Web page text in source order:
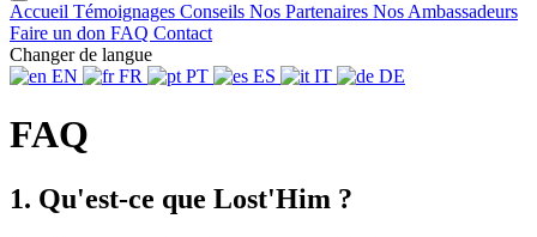
Accueil Témoignages Conseils Nos Partenaires Nos Ambassadeurs
Faire un don FAQ Contact
Changer de langue
EN
FR PT ES IT DE
FAQ
1. Qu'est-ce que Lost'Him ?